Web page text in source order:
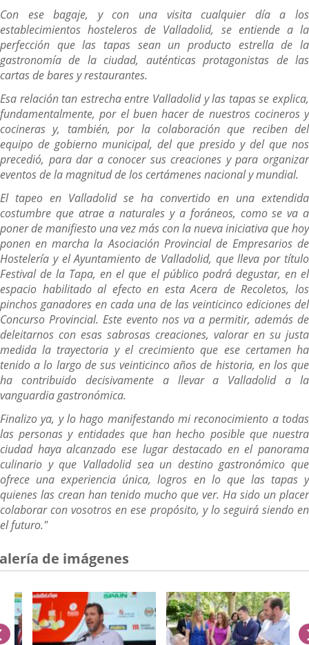
Con ese bagaje, y con una visita cualquier día a los
establecimientos hosteleros de Valladolid, se entiende a la
perfección que las tapas sean un producto estrella de la
gastronomía de la ciudad, auténticas protagonistas de las
cartas de bares y restaurantes.
Esa relación tan estrecha entre Valladolid y las tapas se explica,
fundamentalmente, por el buen hacer de nuestros cocineros y
cocineras y, también, por la colaboración que reciben del
equipo de gobierno municipal, del que presido y del que nos
precedió, para dar a conocer sus creaciones y para organizar
eventos de la magnitud de los certámenes nacional y mundial.
El tapeo en Valladolid se ha convertido en una extendida
costumbre que atrae a naturales y a foráneos, como se va a
poner de manifiesto una vez más con la nueva iniciativa que hoy
ponen en marcha la Asociación Provincial de Empresarios de
Hostelería y el Ayuntamiento de Valladolid, que lleva por título
Festival de la Tapa, en el que el público podrá degustar, en el
espacio habilitado al efecto en esta Acera de Recoletos, los
pinchos ganadores en cada una de las veinticinco ediciones del
Concurso Provincial. Este evento nos va a permitir, además de
deleitarnos con esas sabrosas creaciones, valorar en su justa
medida la trayectoria y el crecimiento que ese certamen ha
tenido a lo largo de sus veinticinco años de historia, en los que
ha contribuido decisivamente a llevar a Valladolid a la
vanguardia gastronómica.
Finalizo ya, y lo hago manifestando mi reconocimiento a todas
las personas y entidades que han hecho posible que nuestra
ciudad haya alcanzado ese lugar destacado en el panorama
culinario y que Valladolid sea un destino gastronómico que
ofrece una experiencia única, logros en lo que las tapas y
quienes las crean han tenido mucho que ver. Ha sido un placer
colaborar con vosotros en ese propósito, y lo seguirá siendo en
el futuro."
de imágenes
anterior